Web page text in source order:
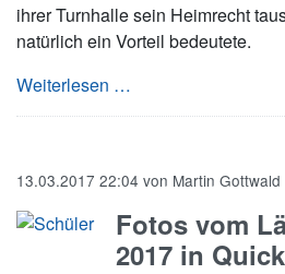
ihrer Turnhalle sein Heimrecht
natürlich ein Vorteil bedeutete.
Weiterlesen …
13.03.2017 22:04 von Martin Gottwald
Fotos vom
2017 in